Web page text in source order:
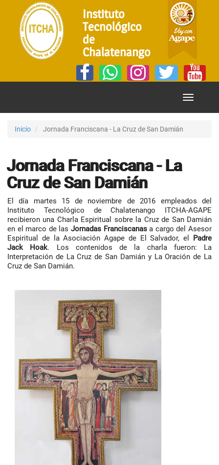
Instituto
Tecnológico
de
Chalatenango
Mostrar
Inicio Jornada Franciscana - La Cruz de San Damián
Jornada Franciscana - La
Cruz de San Damián
El día martes 15 de noviembre de 2016 empleados del
Instituto Tecnológico de Chalatenango ITCHA-AGAPE
recibieron una Charla Espiritual sobre la Cruz de San Damián
en el marco de las Jornadas Franciscanasa cargo del Asesor
Espiritual de la Asociación Agape de El Salvador, el Padre
Jack Hoak. Los contenidos de la charla fueron: La
Interpretación de La Cruz de San Damián y La Oración de La
Cruz de San Damián.